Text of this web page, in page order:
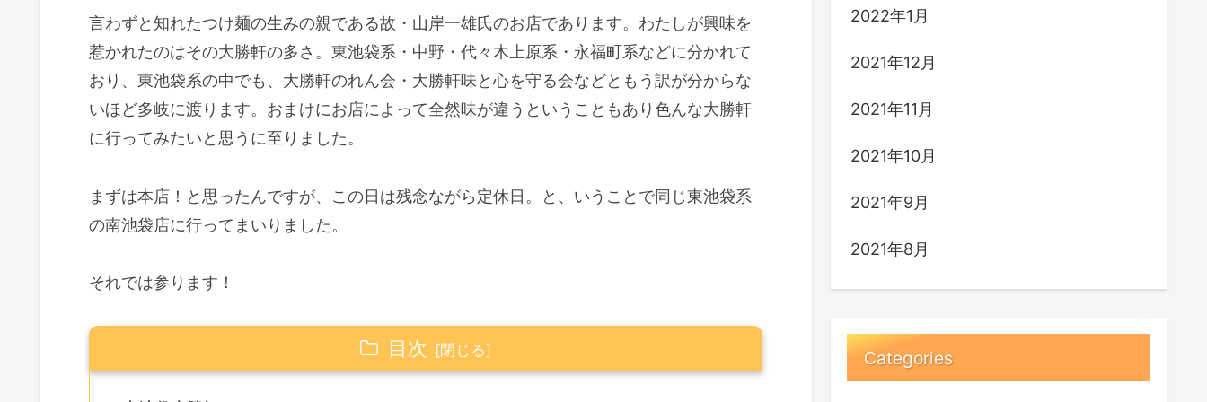
言わずと知れたつけ麺の生みの親である故・山岸一雄氏のお店であります。わたしが興味を
惹かれたのはその大勝軒の多さ。東池袋系・中野・代々木上原系・永福町系などに分かれて
おり、東池袋系の中でも、大勝軒のれん会・大勝軒味と心を守る会などともう訳が分からな
いほど多岐に渡ります。おまけにお店によって全然味が違うということもあり色んな大勝軒
に行ってみたいと思うに至りました。
まずは本店！と思ったんですが、この日は残念ながら定休日。と、いうことで同じ東池袋系
の南池袋店に行ってまいりました。
それでは参ります！
目次
2022年1月
2021年12月
2021年11月
2021年10月
2021年9月
2021年8月
Categories